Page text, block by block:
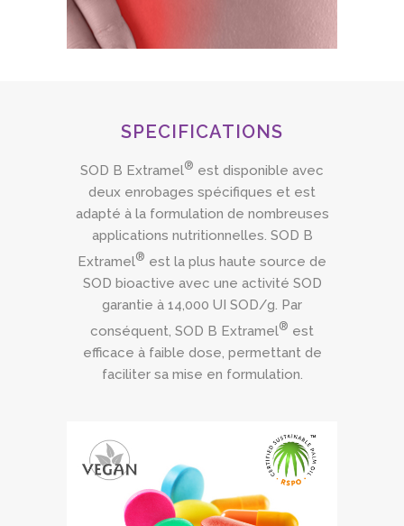
SPECIFICATIONS
SOD B Extramel® est disponible avec
deux enrobages spécifiques et est
adapté à la formulation de nombreuses
applications nutritionnelles. SOD B
Extramel® est la plus haute source de
SOD bioactive avec une activité SOD
garantie à 14,000 UI SOD/g. Par
conséquent, SOD B Extramel® est
efficace à faible dose, permettant de
faciliter sa mise en formulation.